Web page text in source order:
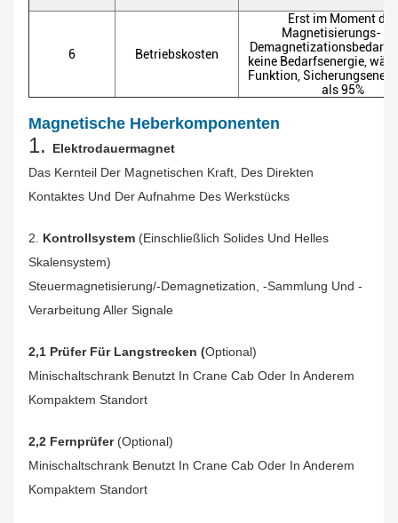
6 Betriebskosten
Erst im Moment des
Magnetisierungs-
keine Bedarfsenergie,
Funktion,
als 95%
Magnetische Heberkomponenten
1.
Elektrodauermagnet
Das Kernteil Der Magnetischen Kraft, Des Direkten
Kontaktes Und Der Aufnahme Des Werkstücks
2. Kontrollsystem (einschließlich Solides Und Helles
Skalensystem)
Steuermagnetisierung/-Demagnetization, -sammlung Und -
Verarbeitung Aller Signale
2,1 Prüfer Für Langstrecken (Optional)
Minischaltschrank Benutzt In Crane Cab Oder In Anderem
Kompaktem Standort
2,2 Fernprüfer(optional)
Minischaltschrank Benutzt In Crane Cab Oder In Anderem
Kompaktem Standort